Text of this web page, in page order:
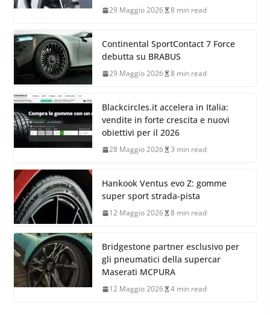
29 Maggio 2026 8 min read
Continental SportContact 7 Force
debutta su BRABUS
29 Maggio 2026 8 min read
Blackcircles.it accelera in Italia:
vendite in forte crescita e nuovi
obiettivi per il 2026
28 Maggio 2026 3 min read
Hankook Ventus evo Z: gomme
super sport strada-pista
12 Maggio 2026 8 min read
Bridgestone partner esclusivo per
gli pneumatici della supercar
Maserati MCPURA
12 Maggio 2026 4 min read